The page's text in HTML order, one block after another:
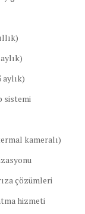
aylık)
sistemi
kameralı)
çözümleri
hizmeti